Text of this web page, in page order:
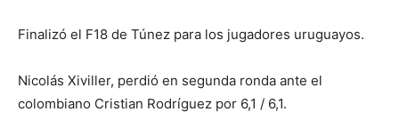
Finalizó el F18 de Túnez para los jugadores uruguayos.
Nicolás Xiviller, perdió en segunda ronda ante el
colombiano Cristian Rodríguez por 6,1 / 6,1.